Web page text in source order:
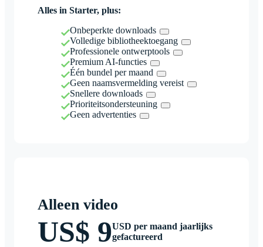
Alles in Starter, plus:
Onbeperkte downloads
Volledige bibliotheektoegang
Professionele ontwerptools
Premium AI-functies
Één bundel per maand
Geen naamsvermelding vereist
Snellere downloads
Prioriteitsondersteuning
Geen advertenties
Alleen video
US$ 9USD per maand jaarlijks
gefactureerd